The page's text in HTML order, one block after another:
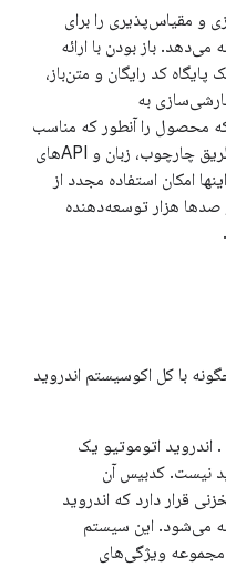
و مقیاس‌پذیری را برای
باز بودن با ارائه
کد رایگان و متن‌باز،
به
که محصول را آنطور که مناسب
می‌دانند، متمایز کنند. مقیاس‌پذیری از طریق چارچوب، زبان و APIهای
امکان استفاده مجدد از
هزار توسعه‌دهنده
با کل اکوسیستم اندروید
. اندروید اتوموتیو یک
نیست. کدبیس آن
قرار دارد که اندروید
می‌شود. این سیستم
ویژگی‌های